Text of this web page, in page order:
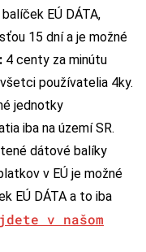
EÚ DÁTA,
15 dní a je možné
4 centy za minútu
používatelia 4ky.
jednotky
iba na území SR.
dátové balíky
v EÚ je možné
EÚ DÁTA a to iba
v našom